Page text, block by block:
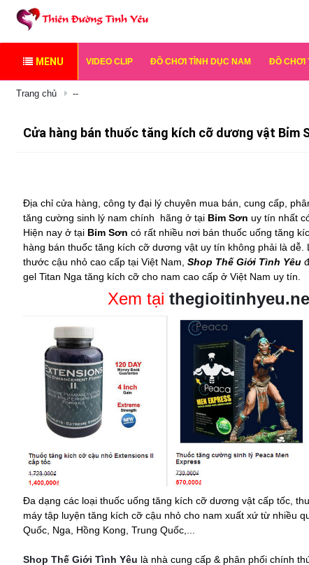
MENU VIDEO CLIP ĐỒ CHƠI TÌNH DỤC NAM ĐỒ CHƠI
Trang chủ --
Cửa hàng bán thuốc tăng kích cỡ dương vật Bỉm
Địa chỉ cửa hàng, công ty đại lý chuyên mua bán, cung cấp,
tăng cường sinh lý nam chính
hãng ở tại Bỉm Sơn uy tín nhất
Hiện nay ở tại Bỉm Sơn có rất nhiều nơi bánthuốc uống tăng
hàng bánthuốc tăng kích cỡ dương vật uy tín không phải là
thước cậu nhỏ cao cấp tại Việt Nam,Shop Thế Giới Tình Yêu
gel Titan Nga tăng kích cỡ cho nam cao cấp ở Việt Nam uy tín.
Xem tại
Đa dạng các loại thuốc uống tăng kích cỡ dương vật cấp tốc,
máy tập luyện tăng kích cỡ cậu nhỏ cho nam xuất xứ từ nhiều
Quốc, Nga, Hồng Kong, Trung Quốc,...
Shop Thế Giới Tình Yêu là nhà cung cấp & phân phối chính